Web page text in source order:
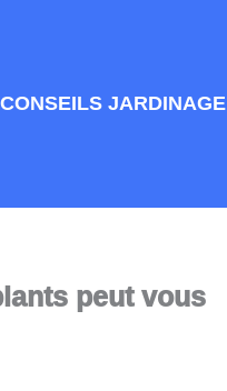
CONSEILS JARDINAGE
peut vous